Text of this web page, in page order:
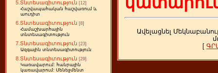
5.Տնտեսագիտություն [12]
Հաշվապահական հաշվառում և
աուդիտ
6.Տնտեսագիտություն [8]
Համաշխարհային
տնտեսագիտություն
7.Տնտեսագիտություն [23]
Ազգային տնտեսագիտություն
8.Տնտեսագիտություն [29]
Կառավարում: հանրային
կառավարում: Մենեջմենտ
Ավելացնել
[